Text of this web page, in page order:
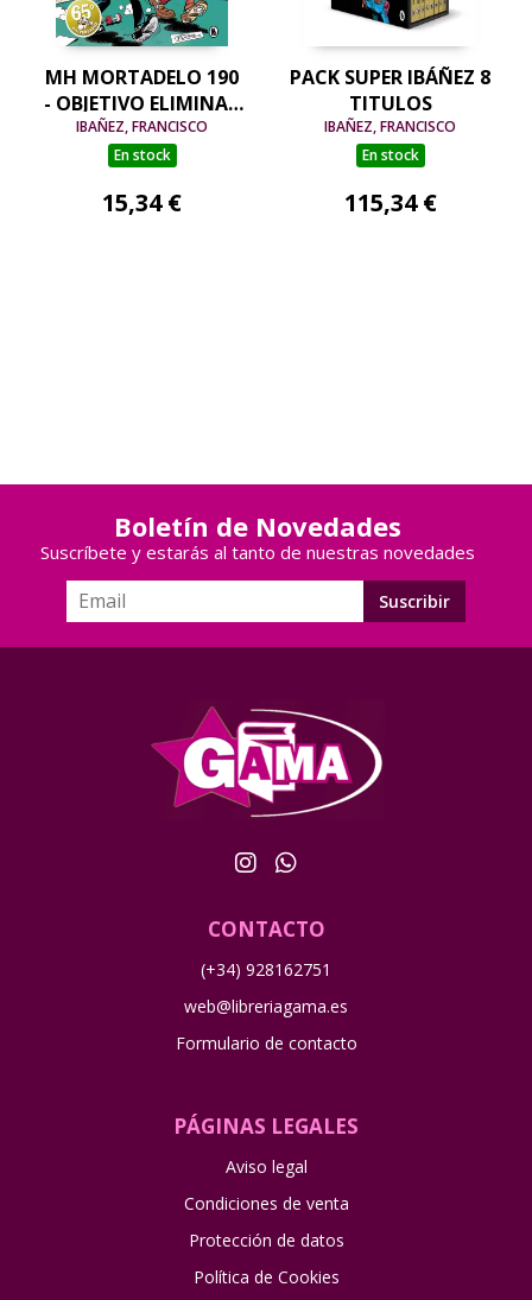
MH MORTADELO 190
- OBJETIVO ELIMINAR
AL "RANA"
IBAÑEZ, FRANCISCO
En stock
15,34 €
PACK SUPER IBÁÑEZ 8
TITULOS
IBAÑEZ, FRANCISCO
En stock
115,34 €
Boletín de Novedades
Suscríbete y estarás al tanto de nuestras novedades
CONTACTO
(+34) 928162751
web@libreriagama.es
Formulario de contacto
PÁGINAS LEGALES
Aviso legal
Condiciones de venta
Protección de datos
Política de Cookies